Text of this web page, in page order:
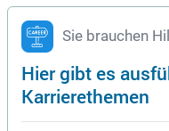
Sie brauchen
Hier gibt es
Karrierethemen